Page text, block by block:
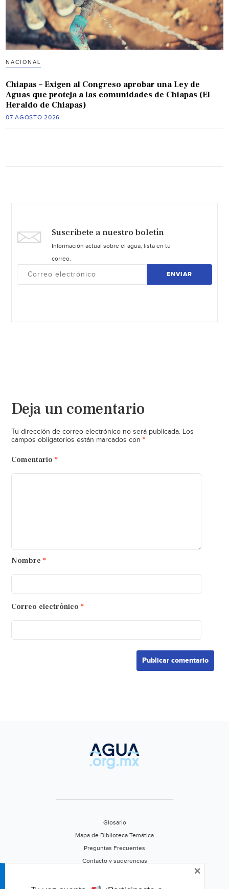
NACIONAL
Chiapas – Exigen al Congreso aprobar una Ley de
Aguas que proteja a las comunidades de Chiapas (El
Heraldo de Chiapas)
07 AGOSTO 2026
Suscríbete a nuestro boletín
Información actual sobre el agua, lista en tu
correo.
ENVIAR
Deja un comentario
Tu dirección de correo electrónico no será publicada. Los
campos obligatorios están marcados con *
Comentario *
Nombre *
Correo electrónico *
Glosario
Mapa de Biblioteca Temática
Preguntas Frecuentes
Contacto y sugerencias
Califica este portal
×